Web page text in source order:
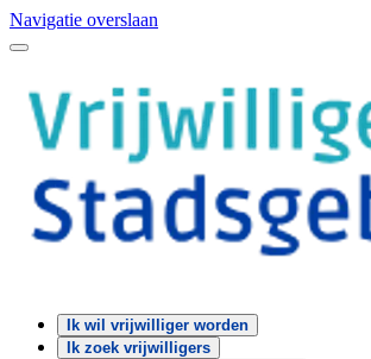
Navigatie overslaan
Ik wil vrijwilliger worden
Ik zoek vrijwilligers